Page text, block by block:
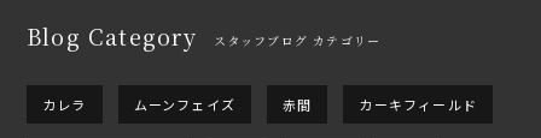
Blog Category スタッフブログ カテゴリー
カレラ ムーンフェイズ 赤間 カーキフィールド